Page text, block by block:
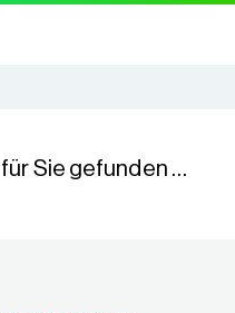
Sie gefunden …